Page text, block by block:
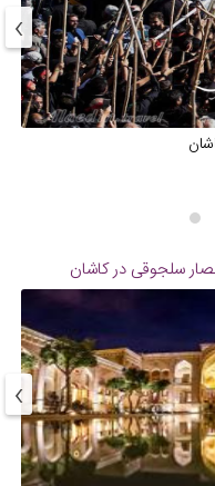
›
سلجوقی در کاشان
›